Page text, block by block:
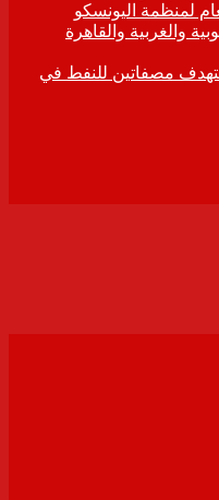
لمنظمة اليونسكو
والغربية والقاهرة
مصفاتين للنفط في